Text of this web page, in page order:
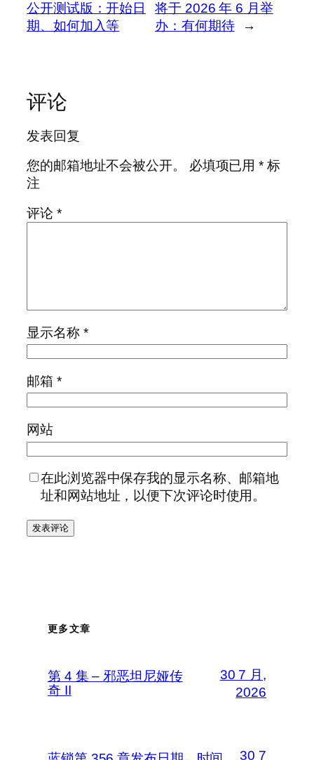
公开测试版：开始日
期、如何加入等
将于 2026 年 6 月举
办：有何期待
→
评论
发表回复
您的邮箱地址不会被公开。
必填项已用* 标
注
评论 *
显示名称 *
邮箱 *
网站
在此浏览器中保存我的显示名称、邮箱地
址和网站地址，以便下次评论时使用。
更多文章
第 4 集 – 邪恶坦尼娅传
奇 II
30 7 月,
2026
30 7